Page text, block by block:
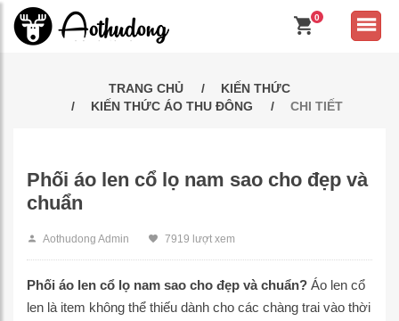
0
TRANG CHỦ
KIẾN THỨC
KIẾN THỨC ÁO THU ĐÔNG
CHI TIẾT
Phối áo len cổ lọ nam sao cho đẹp và
chuẩn
Aothudong Admin 7919 lượt xem
Phối áo len cổ lọ nam sao cho đẹp và chuẩn? Áo len cổ
len là item không thể thiếu dành cho các chàng trai vào thời